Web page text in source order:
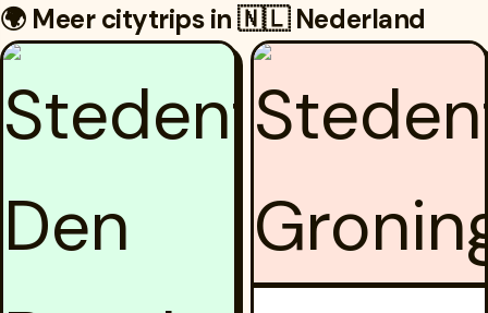
🌍 Meer citytrips in 🇳🇱 Nederland